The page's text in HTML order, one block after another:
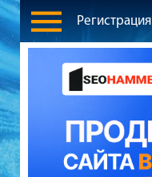
Регистрация